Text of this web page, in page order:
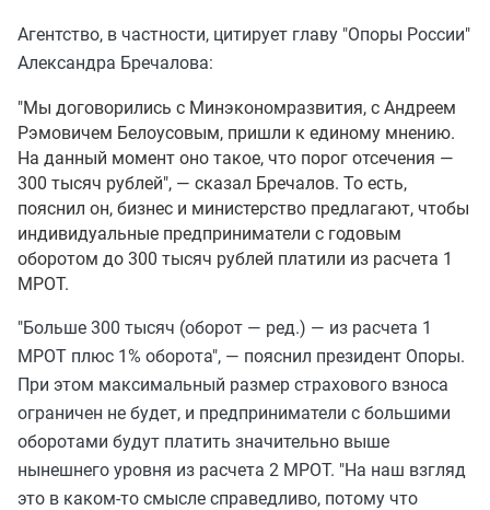
Агентство, в частности, цитирует главу "Опоры России"
Александра Бречалова:
"Мы договорились с Минэкономразвития, с Андреем
Рэмовичем Белоусовым, пришли к единому мнению.
На данный момент оно такое, что порог отсечения —
300 тысяч рублей", — сказал Бречалов. То есть,
пояснил он, бизнес и министерство предлагают, чтобы
индивидуальные предприниматели с годовым
оборотом до 300 тысяч рублей платили из расчета 1
МРОТ.
"Больше 300 тысяч (оборот — ред.) — из расчета 1
МРОТ плюс 1% оборота", — пояснил президент Опоры.
При этом максимальный размер страхового взноса
ограничен не будет, и предприниматели с большими
оборотами будут платить значительно выше
нынешнего уровня из расчета 2 МРОТ. "На наш взгляд
это в каком-то смысле справедливо, потому что